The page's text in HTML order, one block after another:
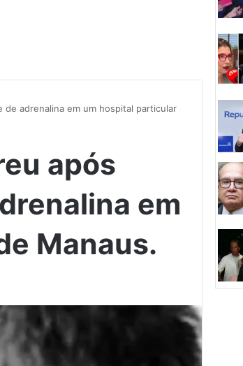
adrenalina em um hospital particular
após
em
Manaus.